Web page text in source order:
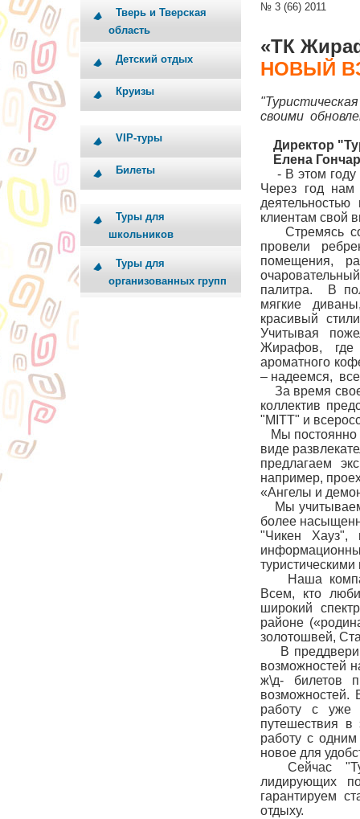
Тверь и Тверская
область
Детский отдых
Круизы
VIP-туры
Билеты
Туры для
школьников
Туры для
организованных групп
№ 3 (66) 2011
«ТК
НОВЫЙ
своими
Директор
Елена
- В этом году
Через год нам
клиентам свой
Стремясь
провели
помещения,
палитра. В
мягкие
красивый
Учитывая
Жирафов, где
ароматного
– надеемся,
За время
коллектив
"MITT" и
Мы постоянно
виде
предлагаем
например,
«Ангелы и
Мы учитываем
более
"Чикен Хауз",
Наша
Всем, кто
широкий
районе
золотошвей,
В
возможностей
ж\д- билетов
возможностей.
работу с уже
путешествия
работу с
новое для
Сейчас
лидирующих
гарантируем
отдыху.